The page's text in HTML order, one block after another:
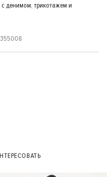
денимом, трикотажем и